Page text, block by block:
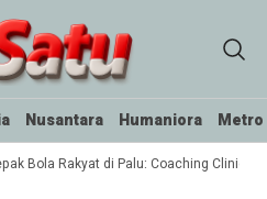
Nusantara Humaniora Metro
Bola Rakyat di Palu: Coaching Clinic